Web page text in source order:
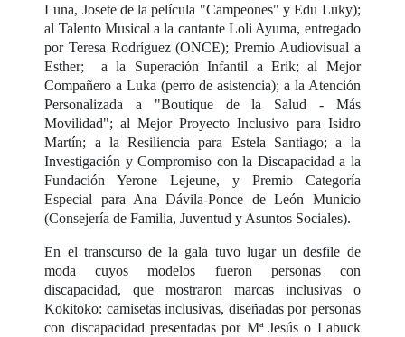
Luna, Josete de la película "Campeones" y Edu Luky);
al Talento Musical a la cantante Loli Ayuma, entregado
por Teresa Rodríguez (ONCE); Premio Audiovisual a
Esther; a la Superación Infantil a Erik; al Mejor
Compañero a Luka (perro de asistencia); a la Atención
Personalizada a "Boutique de la Salud - Más
Movilidad"; al Mejor Proyecto Inclusivo para Isidro
Martín; a la Resiliencia para Estela Santiago; a la
Investigación y Compromiso con la Discapacidad a la
Fundación Yerone Lejeune, y Premio Categoría
Especial para Ana Dávila-Ponce de León Municio
(Consejería de Familia, Juventud y Asuntos Sociales).
En el transcurso de la gala tuvo lugar un desfile de
moda cuyos modelos fueron personas con
discapacidad, que mostraron marcas inclusivas o
Kokitoko: camisetas inclusivas, diseñadas por personas
con discapacidad presentadas por Mª Jesús o Labuck